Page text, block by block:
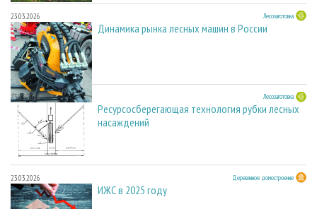
23.03.2026 Лесозаготовка
Динамика рынка лесных машин в России
23.03.2026 Лесозаготовка
Ресурсосберегающая технология рубки лесных
насаждений
23.03.2026 Деревянное домостроение
ИЖС в 2025 году